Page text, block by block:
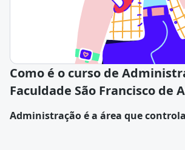
Como é o curso de
Faculdade São Francisco de
Administração é a área que